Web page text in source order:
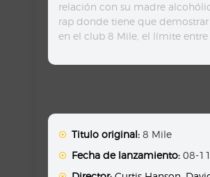
relación con su madre
rap donde tiene que demostrar
en el club 8 Mile, el límite entre
Titulo original: 8 Mile
Fecha de lanzamiento: 08-